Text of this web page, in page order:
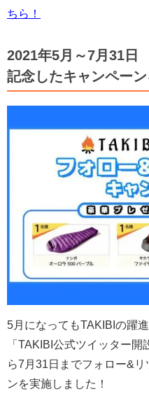
ちら！
2021年5月～7月31日
記念したキャンペーン
5月になってもTAKIBIの躍進
「TAKIBI公式ツイッター
ら7月31日までフォロー&
ンを実施しました！